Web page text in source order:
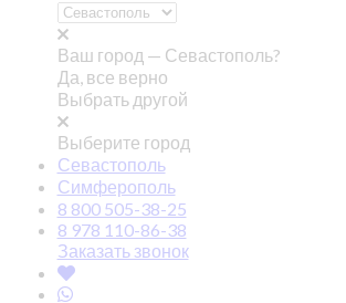
Ваш город — Севастополь?
Да, все верно
Выбрать другой
Выберите город
Севастополь
Симферополь
8 800 505-38-25
8 978 110-86-38
Заказать звонок